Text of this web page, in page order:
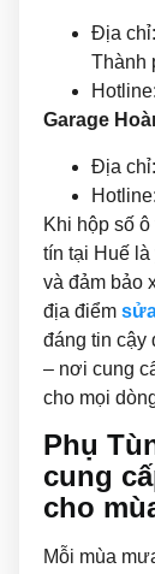
Địa
Thành
Garage
Địa
Khi hộp số
tín tại Huế là
và đảm bảo
địa điểm
đáng tin
– nơi cung
cho mọi
Phụ
cung
cho
Mỗi mùa